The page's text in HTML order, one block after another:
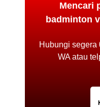
Mencari
badminton
Hubungi segera
WA atau